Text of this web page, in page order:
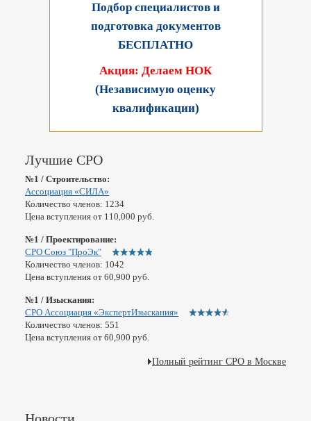
Подбор специалистов и
подготовка документов
БЕСПЛАТНО
Акция: Делаем НОК
(Независимую оценку
квалификации)
Лучшие СРО
№1 / Строительство:
Ассоциация «СИЛА»
Количество членов: 1234
Цена вступления от 110,000 руб.
№1 / Проектирование:
СРО Союз "ПроЭк"
Количество членов: 1042
Цена вступления от 60,900 руб.
№1 / Изыскания:
СРО Ассоциация «ЭкспертИзыскания»
Количество членов: 551
Цена вступления от 60,900 руб.
Полный рейтинг СРО в Москве